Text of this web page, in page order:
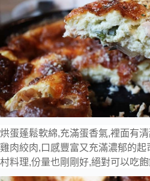
烘蛋蓬鬆軟綿,充滿蛋香氣,裡面有
雞肉絞肉,口感豐富又充滿濃郁的起
村料理,份量也剛剛好,絕對可以吃